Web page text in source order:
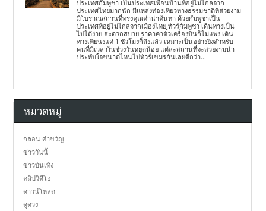
ประเทศกัมพูชา เป็นประเทศเพื่อนบ้านที่อยู่ไม่ไกลจาก
ประเทศไทยมากนัก มีแหล่งท่องเที่ยวทางธรรมชาติที่สวยงาม
มีโบราณสถานที่ทรงคุณค่าน่าค้นหา ด้วยกัมพูชาเป็น
ประเทศที่อยู่ไม่ไกลจากเมืองไทย ทัวร์กัมพูชา เดินทางเป็น
ไปได้ง่าย สะดวกสบาย ราคาค่าตั๋วเครื่องบินก็ไม่แพง เดิน
ทางเพียนงแค่ 1 ชั่วโมงก็ถึงแล้ว เหมาะเป็นอย่างยิ่งสำหรับ
คนที่มีเวลาในช่วงวันหยุดน้อย แต่ละสถานที่จะสวยงามน่า
ประทับใจขนาดไหนไปทัวร์เขมรกันเลยดีกว่า...
หมวดหมู่
กลอน คำขวัญ
ข่าววันนี้
ข่าวบันเทิง
คลิปวิดีโอ
ดาวน์โหลด
ดูดวง